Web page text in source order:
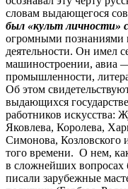
словам выдающегося
был «культ личности»
огромными познаниями
деятельности. Он имел
машиностроении, авиа
промышленности,
Об этом
выдающихся
работников искусства:
Яковлева, Королева,
Симонова,
того времени. О нем,
в сложнейших вопросах
писали зарубежные